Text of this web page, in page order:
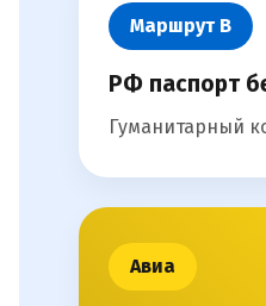
Маршрут В
РФ паспорт
Гуманитарный
Авиа